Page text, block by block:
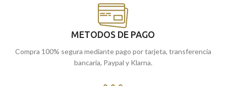
METODOS DE PAGO
Compra 100% segura mediante pago por tarjeta, transferencia
bancaria, Paypal y Klarna.